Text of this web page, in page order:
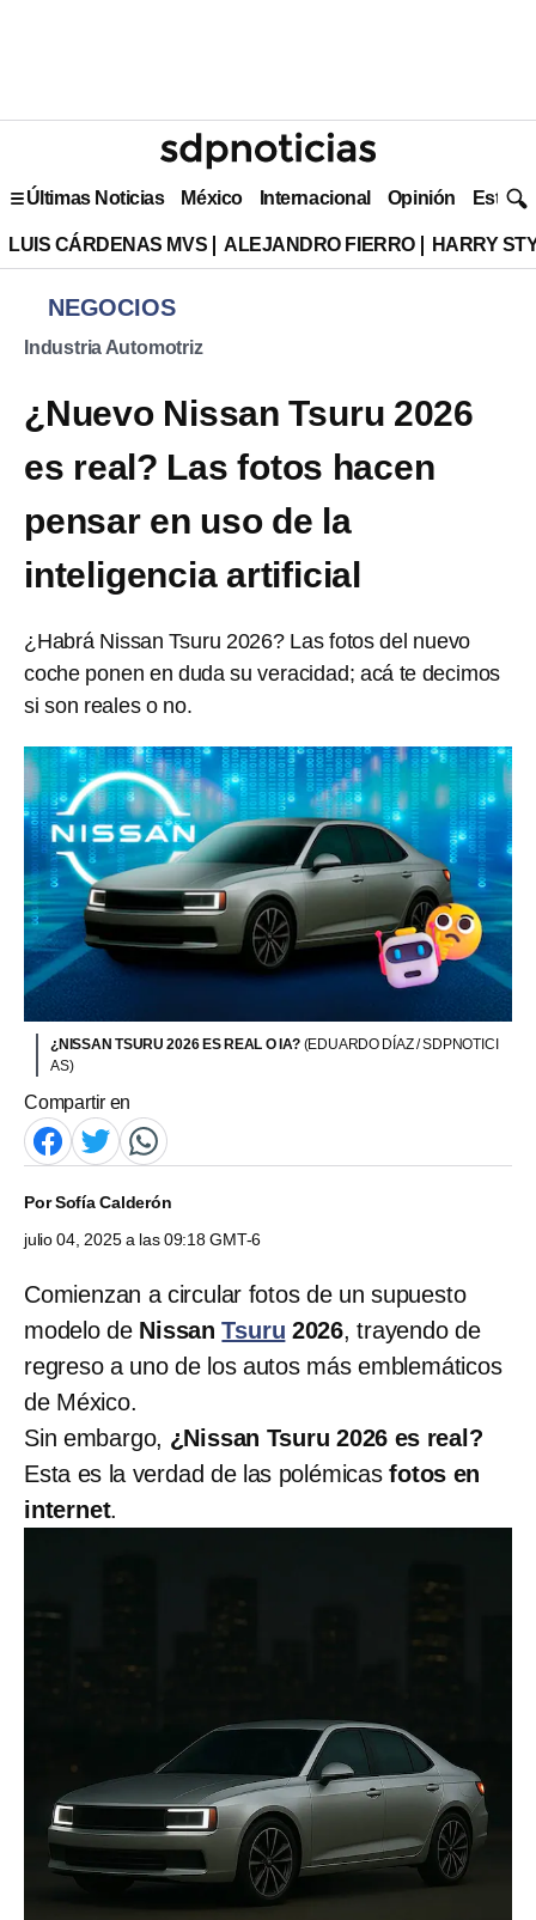
Últimas Noticias México Internacional Opinión Estilo
LUIS CÁRDENAS MVS ALEJANDRO FIERRO HARRY
NEGOCIOS
Industria Automotriz
¿Nuevo Nissan Tsuru 2026
es real? Las fotos hacen
pensar en uso de la
inteligencia artificial
¿Habrá Nissan Tsuru 2026? Las fotos del nuevo
coche ponen en duda su veracidad; acá te decimos
si son reales o no.
¿NISSAN TSURU 2026 ES REAL O IA? (EDUARDO DÍAZ / SDPNOTICI
AS)
Compartir en
PorSofía Calderón
julio 04, 2025 a las 09:18 GMT-6
Comienzan a circular fotos de un supuesto
modelo de NissanTsuru 2026, trayendo de
regreso a uno de los autos más emblemáticos
de México.
Sin embargo, ¿Nissan Tsuru 2026 es real?
Esta es la verdad de las polémicasfotos en
internet.